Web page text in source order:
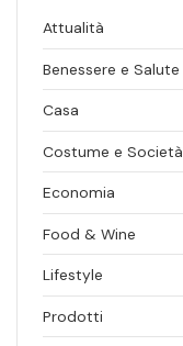
Attualità
Benessere e Salute
Casa
Costume e Società
Economia
Food & Wine
Lifestyle
Prodotti